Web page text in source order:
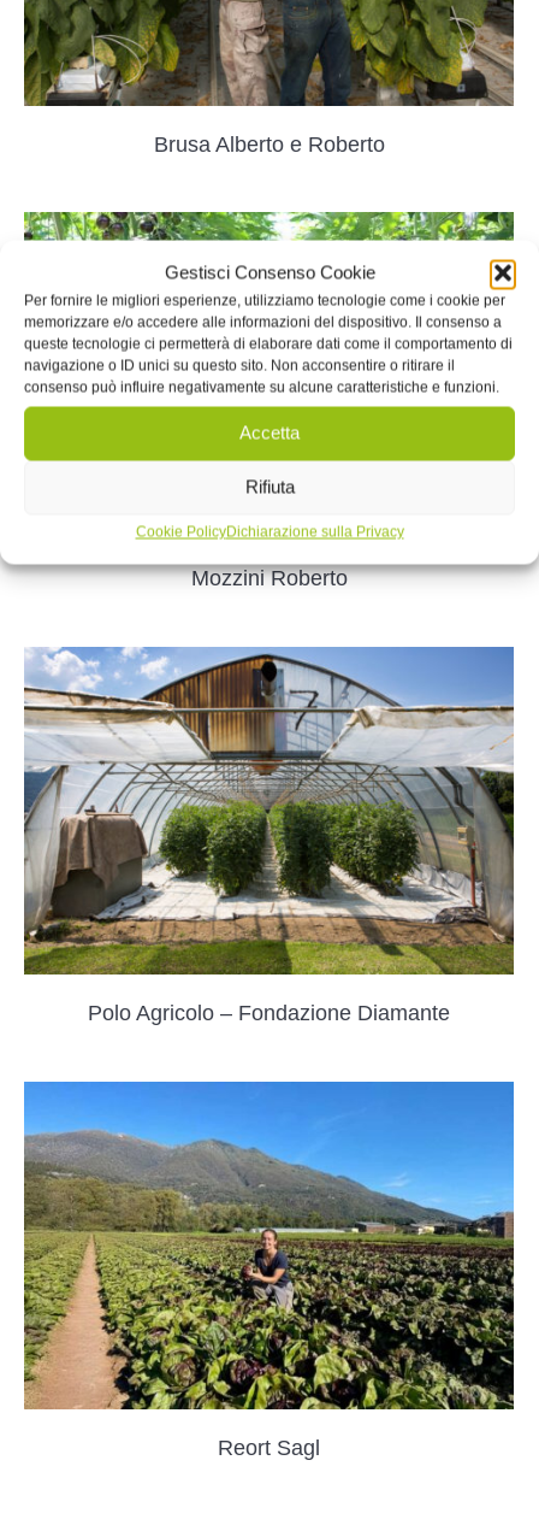
Gestisci Consenso Cookie
Per fornire le migliori esperienze, utilizziamo tecnologie come i cookie per
memorizzare e/o accedere alle informazioni del dispositivo. Il consenso a
queste tecnologie ci permetterà di elaborare dati come il comportamento di
navigazione o ID unici su questo sito. Non acconsentire o ritirare il
consenso può influire negativamente su alcune caratteristiche e funzioni.
Accetta
Rifiuta
Cookie PolicyDichiarazione sulla Privacy
Brusa Alberto e Roberto
Mozzini Roberto
Polo Agricolo – Fondazione Diamante
Reort Sagl